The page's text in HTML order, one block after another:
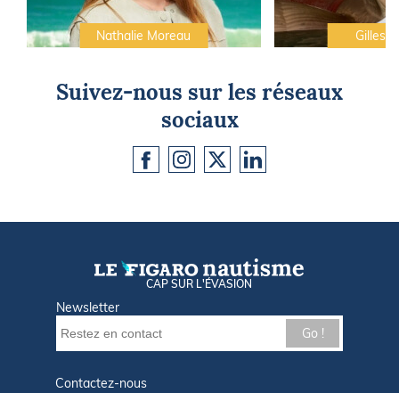
Nathalie Moreau Gilles
Suivez-nous sur les réseaux
sociaux
CAP SUR L'ÉVASION
Newsletter
Go !
Contactez-nous